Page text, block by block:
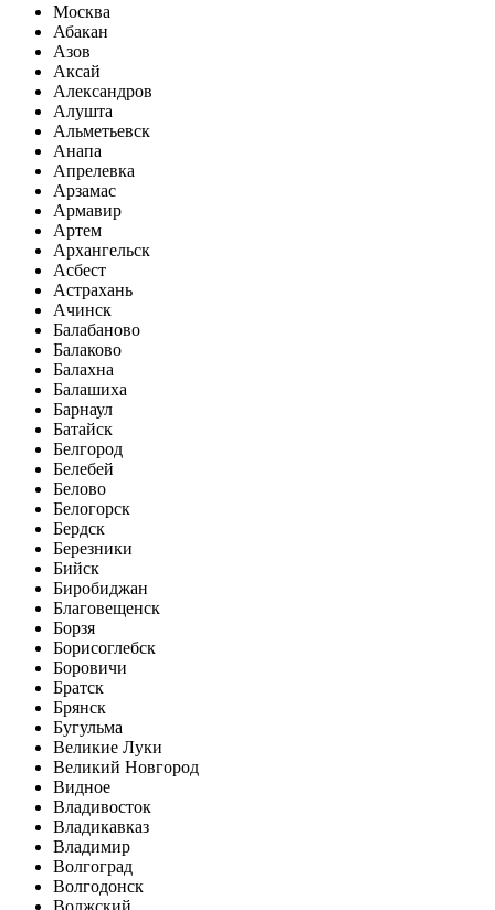
Москва
Абакан
Азов
Аксай
Александров
Алушта
Альметьевск
Анапа
Апрелевка
Арзамас
Армавир
Артем
Архангельск
Асбест
Астрахань
Ачинск
Балабаново
Балаково
Балахна
Балашиха
Барнаул
Батайск
Белгород
Белебей
Белово
Белогорск
Бердск
Березники
Бийск
Биробиджан
Благовещенск
Борзя
Борисоглебск
Боровичи
Братск
Брянск
Бугульма
Великие Луки
Великий Новгород
Видное
Владивосток
Владикавказ
Владимир
Волгоград
Волгодонск
Волжский